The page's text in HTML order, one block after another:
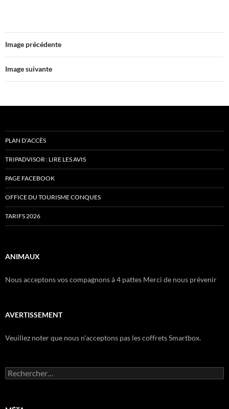
Image précédente
Image suivante
PLAN D’ACCÈS
TRIPADVISOR : LIRE LES AVIS
PAGE FACEBOOK
OFFICE DU TOURISME CONQUES
TARIFS 2026
ANIMAUX
Nous acceptons vos compagnons à 4 pattes Merci de nous prévenir
AVERTISSEMENT
Veuillez noter que nous n'acceptons pas les coffrets Smartbox.
Rechercher :